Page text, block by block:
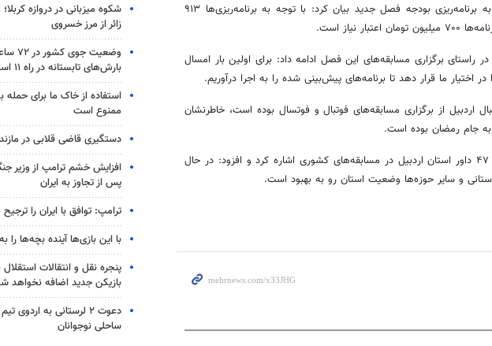
رئیس هیأت فوتبال استان اردبیل با اشاره به برنامه‌ریزی بودجه فصل جدید بیان کرد: با توجه به برنامه‌ریزی‌ها ۹۱۳
نیاز است.
کمبود ۲۰۰ میلیون اعتبار در راستای برگزاری مسابقه‌های این فصل ادامه داد: برای اولین بار امسال
در اختیار ما قرار دهد تا برنامه‌های پیش‌بینی شده را به اجرا درآوریم.
هیأت فوتبال اردبیل از برگزاری مسابقه‌های فوتبال و فوتسال بوده است، خاطرنشان
رئیس هیأت فوتبال استان اردبیل به حضور ۴۷ داور استان اردبیل در مسابقه‌های کشوری اشاره کرد و افزود: در حال
و سایر حوزه‌ها وضعیت استان رو به بهبود است.
شکوه میزبانی در دروازه
زائر از مرز خسروی
وضعیت
بارش‌های تابستانه در راه ۱۱ استان
استفاده از خاک ما برای
ممنوع است
دستگیری قاضی قلابی در
افزایش خشم ترامپ از وزیر
پس از تجاوز به ایران
ترامپ: توافق با ایران را
با این بازی‌ها آینده بچه‌ها را
پنجره‌ نقل و انتقالات
بازیکن جدید اضافه نخواهد
دعوت ۲ لرستانی به
ساحلی نوجوانان